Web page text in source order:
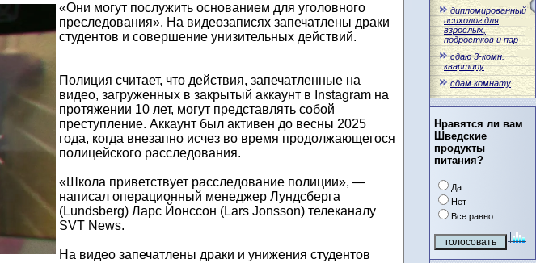
дипломированный
психолог для
взрослых,
подростков и пар
сдаю 3-комн.
квартиру
сдам комнату
Нравятся ли вам
Шведские
продукты
питания?
Да
Нет
Все равно
«Они могут послужить основанием для уголовного
преследования». На видеозаписях запечатлены драки
студентов и совершение унизительных действий.
Полиция считает, что действия, запечатленные на
видео, загруженных в закрытый аккаунт в Instagram на
протяжении 10 лет, могут представлять собой
преступление. Аккаунт был активен до весны 2025
года, когда внезапно исчез во время продолжающегося
полицейского расследования.
«Школа приветствует расследование полиции», —
написал операционный менеджер Лундсберга
(Lundsberg) Ларс Йонссон (Lars Jonsson) телеканалу
SVT News.
На видео запечатлены драки и унижения студентов